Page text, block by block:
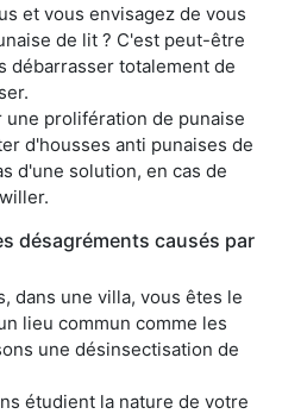
et vous envisagez de vous
de lit ? C'est peut-être
débarrasser totalement de
prolifération de punaise
d'housses anti punaises de
d'une solution, en cas de
désagréments causés par
dans une villa, vous êtes le
lieu commun comme les
une désinsectisation de
étudient la nature de votre